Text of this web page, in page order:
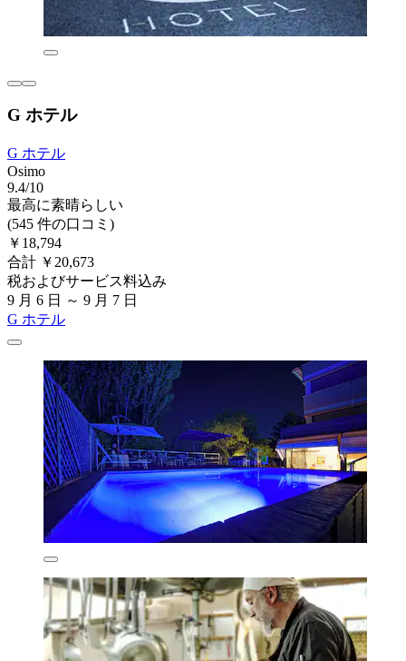
G ホテル
G ホテル
Osimo
9.4/10
最高に素晴らしい
(545 件の口コミ)
￥18,794
合計 ￥20,673
税およびサービス料込み
9 月 6 日 ～ 9 月 7 日
G ホテル